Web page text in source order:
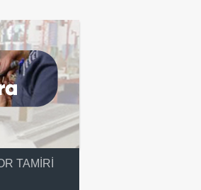
TAMIRI